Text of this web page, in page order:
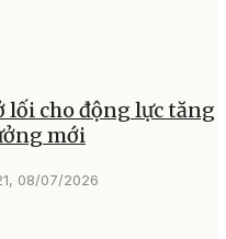
lối cho động lực tăng
mới
08/07/2026